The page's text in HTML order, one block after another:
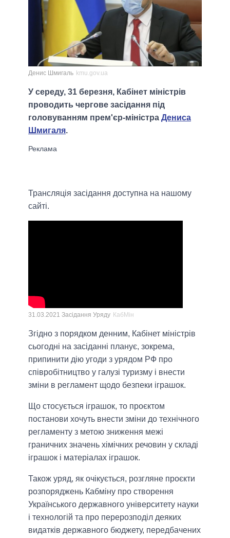
Денис Шмигаль kmu.gov.ua
У середу, 31 березня, Кабінет міністрів
проводить чергове засідання під
головуванням прем'єр-міністра Дениса
Шмигаля.
Трансляція засідання доступна на нашому
сайті.
31.03.2021 Засідання Уряду КабМін
Згідно з порядком денним, Кабінет міністрів
сьогодні на засіданні планує, зокрема,
припинити дію угоди з урядом РФ про
співробітництво у галузі туризму і внести
зміни в регламент щодо безпеки іграшок.
Що стосується іграшок, то проєктом
постанови хочуть внести зміни до технічного
регламенту з метою зниження межі
граничних значень хімічних речовин у складі
іграшок і матеріалах іграшок.
Також уряд, як очікується, розгляне проєкти
розпоряджень Кабміну про створення
Українського державного університету науки
і технологій та про перерозподіл деяких
видатків державного бюджету, передбачених